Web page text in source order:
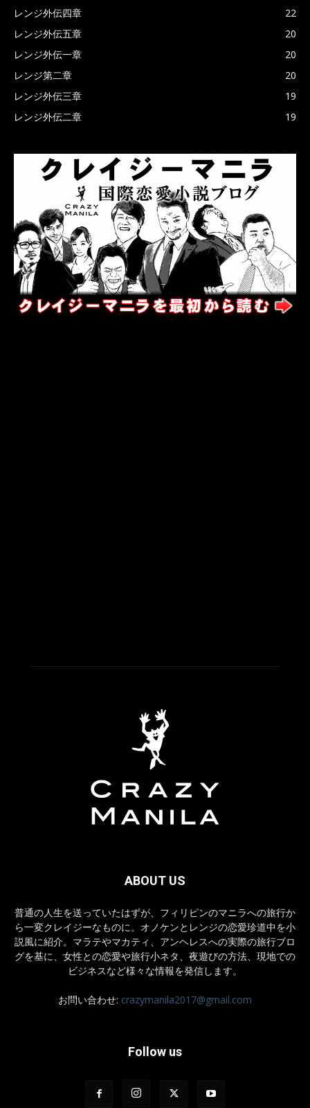
レンジ外伝四章
22
レンジ外伝五章
20
レンジ外伝一章
20
レンジ第二章
20
レンジ外伝三章
19
レンジ外伝二章
19
ABOUT US
普通の人生を送っていたはずが、フィリピンのマニラへの旅行か
ら一変クレイジーなものに。オノケンとレンジの恋愛珍道中を小
説風に紹介。マラテやマカティ、アンヘレスへの実際の旅行ブロ
グを基に、女性との恋愛や旅行小ネタ、夜遊びの方法、現地での
ビジネスなど様々な情報を発信します。
お問い合わせ: crazymanila2017@gmail.com
Follow us